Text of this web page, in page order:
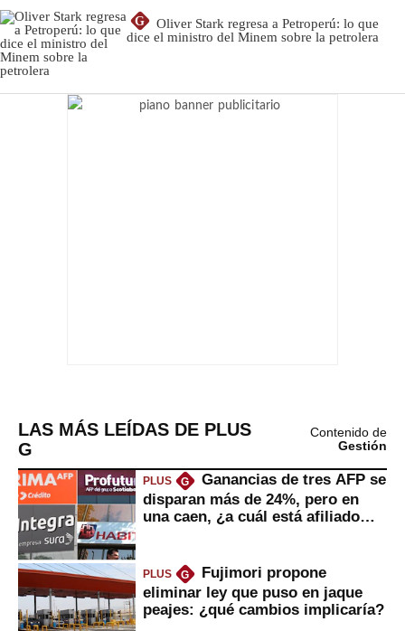
G
Oliver Stark regresa a Petroperú: lo que
dice el ministro del Minem sobre la petrolera
LAS MÁS LEÍDAS DE PLUS
G
Contenido de
Gestión
PLUS G
Ganancias de tres AFP se
disparan más de 24%, pero en
una caen, ¿a cuál está afiliado
PLUS G
Fujimori propone
eliminar ley que puso en jaque
peajes: ¿qué cambios implicaría?